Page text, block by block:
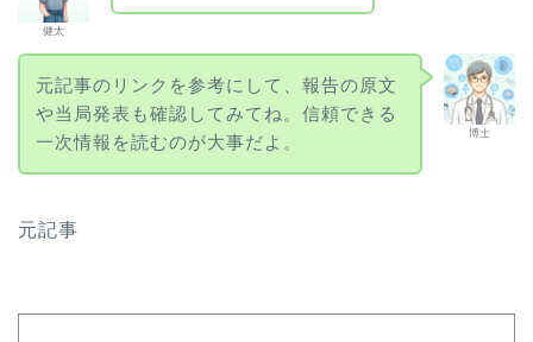
健太
博士
元記事のリンクを参考にして、報告の原文
や当局発表も確認してみてね。信頼できる
一次情報を読むのが大事だよ。
元記事